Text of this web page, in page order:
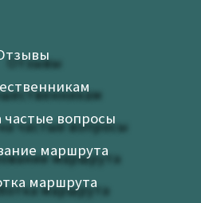
вопросы
маршрута
маршрута